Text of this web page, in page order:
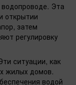
Эта
открытии
затем
регулировку
ситуации, как
жилых домов.
водой